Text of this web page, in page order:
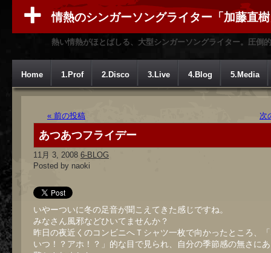
情熱のシンガーソングライター「加藤直
熱い情熱がほとばしる、大型シンガーソングライター。圧倒
Home 1.Prof 2.Disco 3.Live 4.Blog 5.Media
« 前の投稿 次
あつあつフライデー
11月 3, 2008 6-BLOG
Posted by naoki
いやーついに冬の足音が聞こえてきた感じですね。
みなさん風邪などひいてませんか？
昨日の夜近くのコンビニへＴシャツ一枚で向かったところ、
いつ！？アホ！？」的な目で見られ、自分の季節感の無さに